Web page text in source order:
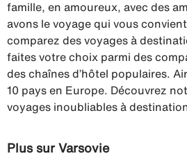
famille, en amoureux, avec des
avons le voyage qui vous
comparez des voyages à
faites votre choix parmi des
des chaînes d’hôtel populaires.
10 pays en Europe. Découvrez
voyages inoubliables à
Plus sur Varsovie